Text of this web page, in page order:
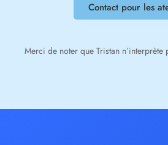
Contact pour les
Merci de noter que Tristan n’interprète